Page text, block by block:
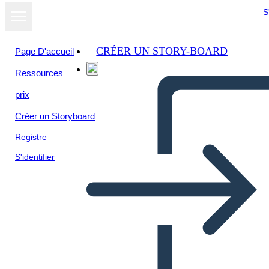
Page D'accueil
Ressources
prix
Créer un Storyboard
Registre
S'identifier
CRÉER UN STORY-BOARD